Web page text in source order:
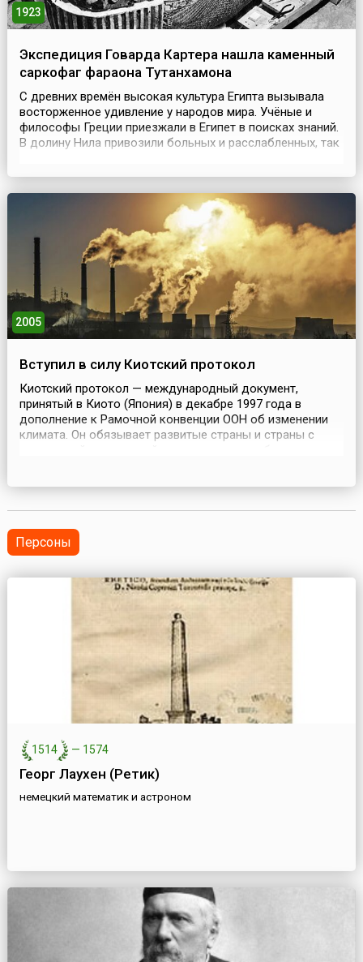
1923
Экспедиция Говарда Картера нашла каменный
саркофаг фараона Тутанхамона
С древних времён высокая культура Египта вызывала
восторженное удивление у народов мира. Учёные и
философы Греции приезжали в Египет в поисках знаний.
В долину Нила привозили больных и расслабленных, так
человеческих недугов. Но прежде Египет – страна
памятниками искусства. Погребения, как за...
2005
Вступил в силу Киотский протокол
Киотский протокол — международный документ,
принятый в Киото (Япония) в декабре 1997 года в
дополнение к Рамочной конвенции ООН об изменении
климата. Он обязывает развитые страны и страны с
1999 года....
Персоны
1514 — 1574
Георг Лаухен (Ретик)
немецкий математик и астроном